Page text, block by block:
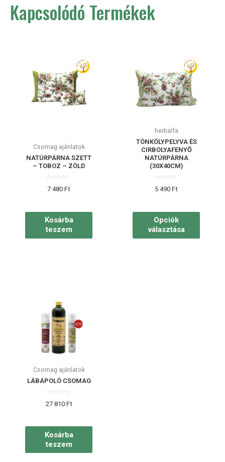
Kapcsolódó Termékek
Csomag ajánlatok
NATÚRPÁRNA SZETT
– TOBOZ – ZÖLD
0
/
7 480 Ft
Kosárba
teszem
herbalfa
TÖNKÖLYPELYVA ÉS
CIRBOLYAFENYŐ
NATÚRPÁRNA
(30X40CM)
0
/5 490 Ft
Opciók
választása
Csomag ajánlatok
LÁBÁPOLÓ CSOMAG
0
/
27 810 Ft
Kosárba
teszem